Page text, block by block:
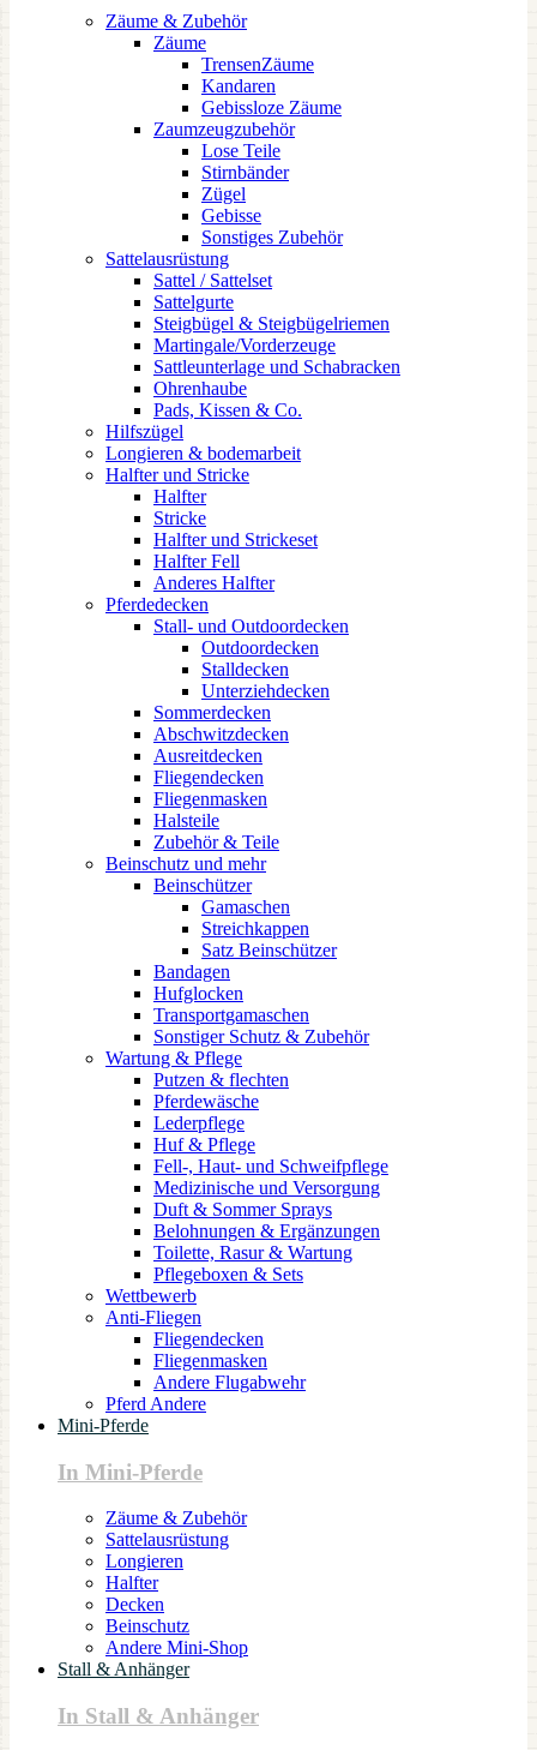
Zäume & Zubehör
Zäume
TrensenZäume
Kandaren
Gebissloze Zäume
Zaumzeugzubehör
Lose Teile
Stirnbänder
Zügel
Gebisse
Sonstiges Zubehör
Sattelausrüstung
Sattel / Sattelset
Sattelgurte
Steigbügel & Steigbügelriemen
Martingale/Vorderzeuge
Sattleunterlage und Schabracken
Ohrenhaube
Pads, Kissen & Co.
Hilfszügel
Longieren & bodemarbeit
Halfter und Stricke
Halfter
Stricke
Halfter und Strickeset
Halfter Fell
Anderes Halfter
Pferdedecken
Stall- und Outdoordecken
Outdoordecken
Stalldecken
Unterziehdecken
Sommerdecken
Abschwitzdecken
Ausreitdecken
Fliegendecken
Fliegenmasken
Halsteile
Zubehör & Teile
Beinschutz und mehr
Beinschützer
Gamaschen
Streichkappen
Satz Beinschützer
Bandagen
Hufglocken
Transportgamaschen
Sonstiger Schutz & Zubehör
Wartung & Pflege
Putzen & flechten
Pferdewäsche
Lederpflege
Huf & Pflege
Fell-, Haut- und Schweifpflege
Medizinische und Versorgung
Duft & Sommer Sprays
Belohnungen & Ergänzungen
Toilette, Rasur & Wartung
Pflegeboxen & Sets
Wettbewerb
Anti-Fliegen
Fliegendecken
Fliegenmasken
Andere Flugabwehr
Pferd Andere
Mini-Pferde
In Mini-Pferde
Zäume & Zubehör
Sattelausrüstung
Longieren
Halfter
Decken
Beinschutz
Andere Mini-Shop
Stall & Anhänger
In Stall & Anhänger